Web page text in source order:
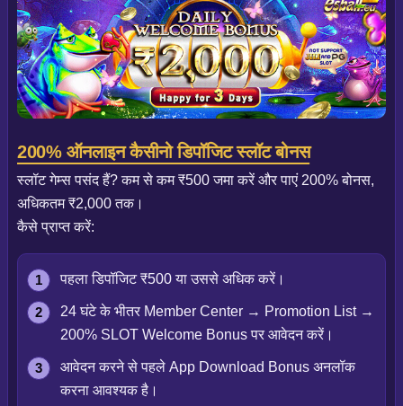
200% ऑनलाइन कैसीनो डिपॉजिट स्लॉट बोनस
स्लॉट गेम्स पसंद हैं? कम से कम ₹500 जमा करें और पाएं 200% बोनस,
अधिकतम ₹2,000 तक।
कैसे प्राप्त करें:
पहला डिपॉजिट ₹500 या उससे अधिक करें।
24 घंटे के भीतर Member Center → Promotion List →
200% SLOT Welcome Bonus पर आवेदन करें।
आवेदन करने से पहले App Download Bonus अनलॉक
करना आवश्यक है।